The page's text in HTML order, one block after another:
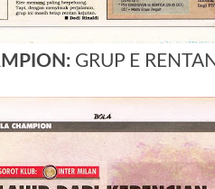
GRUP E